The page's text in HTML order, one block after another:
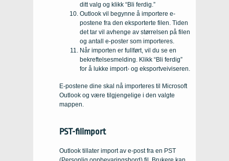
ditt valg og klikk “Bli ferdig.”
Outlook vil begynne å importere e-
postene fra den eksporterte filen. Tiden
det tar vil avhenge av størrelsen på filen
og antall e-poster som importeres.
Når importen er fullført, vil du se en
bekreftelsesmelding. Klikk “Bli ferdig”
for å lukke import- og eksportveiviseren.
E-postene dine skal nå importeres til Microsoft
Outlook og være tilgjengelige i den valgte
mappen.
PST-filimport
Outlook tillater import av e-post fra en PST